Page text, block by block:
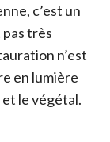
c’est un
pas très
n’est
en lumière
le végétal.